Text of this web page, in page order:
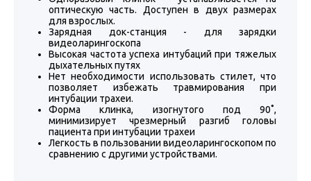
оптическую часть. Доступен в двух размерах
для взрослых.
Зарядная док-станция - для зарядки
видеоларингоскопа
Высокая частота успеха интубаций при тяжелых
дыхательных путях
Нет необходимости использовать стилет, что
позволяет избежать травмирования при
интубации трахеи.
Форма клинка, изогнутого под 90˚,
минимизирует чрезмерный разгиб головы
пациента при интубации трахеи
Легкость в пользовании видеоларингоскопом по
сравнению с другими устройствами.